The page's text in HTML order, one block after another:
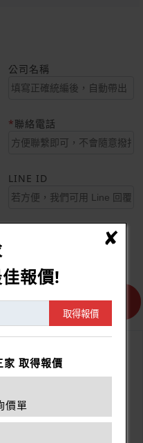
公司名稱
聯絡電話
LINE ID
您的耐心
做出回應。
報價!
取得報價
家 取得報價
價單